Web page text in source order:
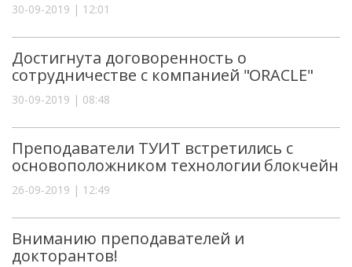
30-09-2019 | 12:01
Достигнута договоренность о
сотрудничестве с компанией "ORACLE"
30-09-2019 | 08:48
Преподаватели ТУИТ встретились с
основоположником технологии блокчейн
26-09-2019 | 12:49
Вниманию преподавателей и
докторантов!